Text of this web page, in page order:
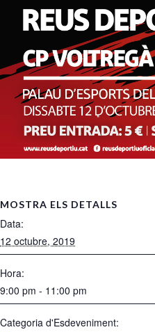
MOSTRA ELS DETALLS
Data:
12 octubre, 2019
Hora:
9:00 pm - 11:00 pm
Categoria d'Esdeveniment: